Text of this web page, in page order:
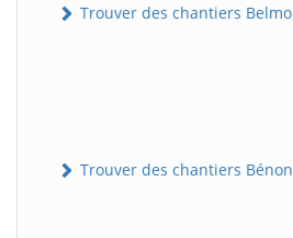
Trouver des chantiers
Trouver des chantiers